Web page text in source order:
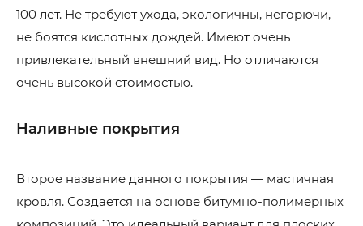
100 лет. Не требуют ухода, экологичны, негорючи,
не боятся кислотных дождей. Имеют очень
привлекательный внешний вид. Но отличаются
очень высокой стоимостью.
Наливные покрытия
Второе название данного покрытия — мастичная
кровля. Создается на основе битумно-полимерных